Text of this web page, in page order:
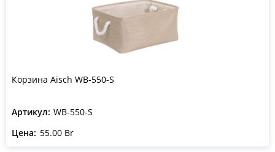
Корзина Aisch WB-550-S
Артикул: WB-550-S
Цена: 55.00 Br